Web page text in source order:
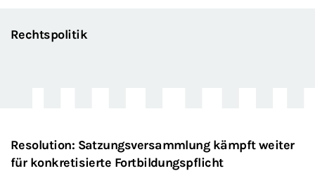
Rechtspolitik
Resolution: Satzungsversammlung kämpft weiter
für konkretisierte Fortbildungspflicht